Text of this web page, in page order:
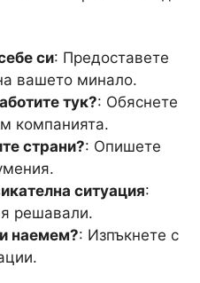
си: Предоставете
вашето минало.
тук?: Обяснете
компанията.
страни?: Опишете
ситуация:
решавали.
наемем?: Изпъкнете с